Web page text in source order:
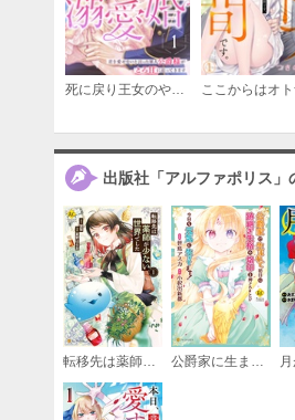
死に戻り王女のやり直し溺愛婚～君を愛せないと言った軍人公爵様がとろ甘に迫ってきます～【分冊版】
出版社「アルファポリス」
転移先は薬師が少ない世界でした 公爵家に生まれて初日に跡継ぎ失格の烙印を押されましたが今日も元気に生きてます！